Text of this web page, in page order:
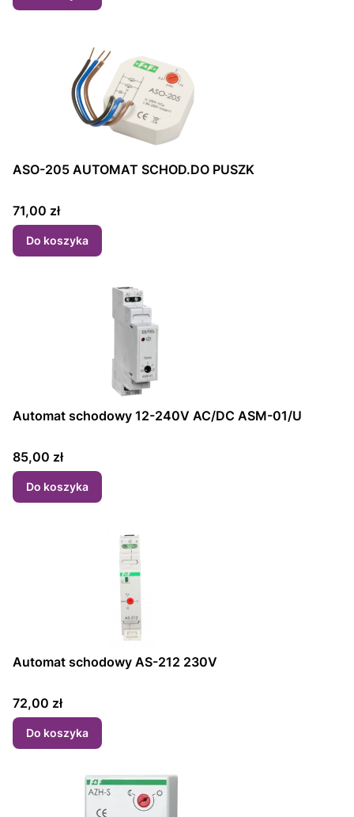
ASO-205 AUTOMAT SCHOD.DO PUSZK
Cena
71,00 zł
Do koszyka
Automat schodowy 12-240V AC/DC ASM-01/U
Cena
85,00 zł
Do koszyka
Automat schodowy AS-212 230V
Cena
72,00 zł
Do koszyka